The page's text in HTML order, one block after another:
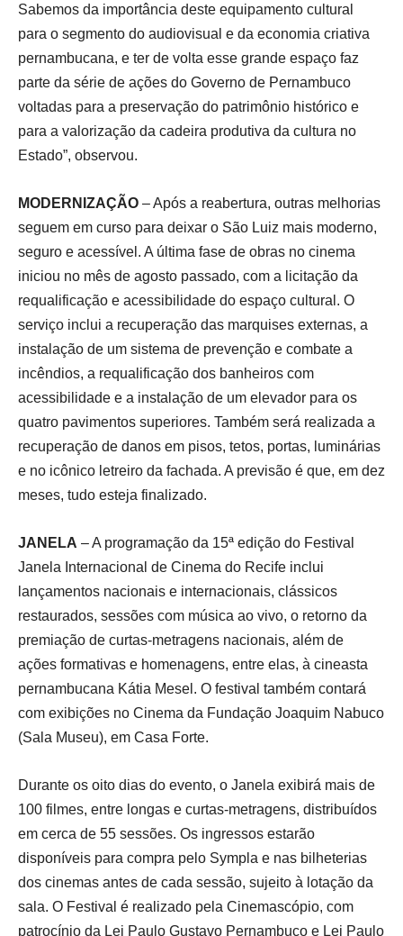
Sabemos da importância deste equipamento cultural
para o segmento do audiovisual e da economia criativa
pernambucana, e ter de volta esse grande espaço faz
parte da série de ações do Governo de Pernambuco
voltadas para a preservação do patrimônio histórico e
para a valorização da cadeira produtiva da cultura no
Estado”, observou.
MODERNIZAÇÃO – Após a reabertura, outras melhorias
seguem em curso para deixar o São Luiz mais moderno,
seguro e acessível. A última fase de obras no cinema
iniciou no mês de agosto passado, com a licitação da
requalificação e acessibilidade do espaço cultural. O
serviço inclui a recuperação das marquises externas, a
instalação de um sistema de prevenção e combate a
incêndios, a requalificação dos banheiros com
acessibilidade e a instalação de um elevador para os
quatro pavimentos superiores. Também será realizada a
recuperação de danos em pisos, tetos, portas, luminárias
e no icônico letreiro da fachada. A previsão é que, em dez
meses, tudo esteja finalizado.
JANELA – A programação da 15ª edição do Festival
Janela Internacional de Cinema do Recife inclui
lançamentos nacionais e internacionais, clássicos
restaurados, sessões com música ao vivo, o retorno da
premiação de curtas-metragens nacionais, além de
ações formativas e homenagens, entre elas, à cineasta
pernambucana Kátia Mesel. O festival também contará
com exibições no Cinema da Fundação Joaquim Nabuco
(Sala Museu), em Casa Forte.
Durante os oito dias do evento, o Janela exibirá mais de
100 filmes, entre longas e curtas-metragens, distribuídos
em cerca de 55 sessões. Os ingressos estarão
disponíveis para compra pelo Sympla e nas bilheterias
dos cinemas antes de cada sessão, sujeito à lotação da
sala. O Festival é realizado pela Cinemascópio, com
patrocínio da Lei Paulo Gustavo Pernambuco e Lei Paulo